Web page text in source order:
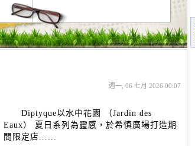
週一, 06 七月 2026 00:07
Diptyque以水中花園 （Jardin des
Eaux） 夏日系列為靈感，於希慎廣場打造期
間限定店......